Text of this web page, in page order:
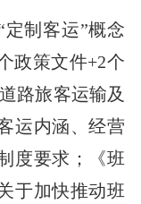
定制客运”概念
政策文件+2个
路旅客运输及
运内涵、经营
度要求；《班
于加快推动班